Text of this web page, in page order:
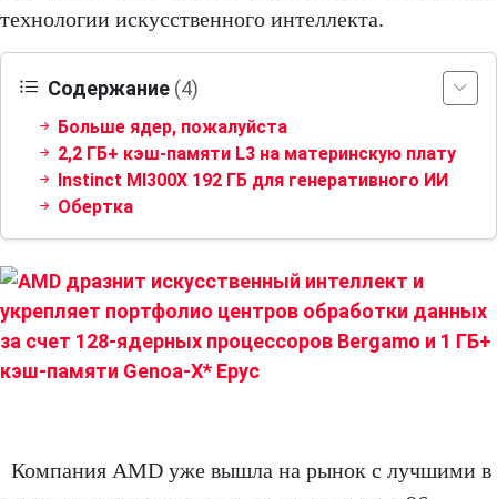
технологии искусственного интеллекта.
Содержание (4)
Больше ядер, пожалуйста
2,2 ГБ+ кэш-памяти L3 на материнскую плату
Instinct MI300X 192 ГБ для генеративного ИИ
Обертка
Компания AMD уже вышла на рынок с лучшими в